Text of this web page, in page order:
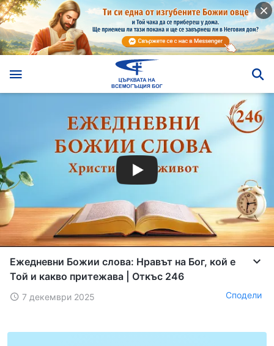
Ежедневни Божии слова: Нравът на Бог, кой е
Той и какво притежава | Откъс 246
7 декември 2025 Сподели